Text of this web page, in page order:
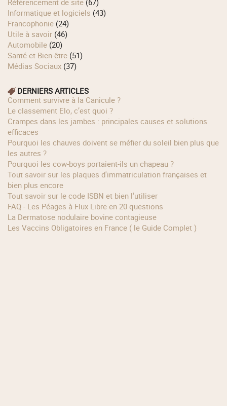
Référencement de site (67)
Informatique et logiciels (43)
Francophonie (24)
Utile à savoir (46)
Automobile (20)
Santé et Bien-être (51)
Médias Sociaux (37)
DERNIERS ARTICLES
Comment survivre à la Canicule ?
Le classement Elo, c’est quoi ?
Crampes dans les jambes : principales causes et solutions
efficaces
Pourquoi les chauves doivent se méfier du soleil bien plus que
les autres ?
Pourquoi les cow‑boys portaient‑ils un chapeau ?
Tout savoir sur les plaques d'immatriculation françaises et
bien plus encore
Tout savoir sur le code ISBN et bien l'utiliser
FAQ - Les Péages à Flux Libre en 20 questions
La Dermatose nodulaire bovine contagieuse
Les Vaccins Obligatoires en France ( le Guide Complet )